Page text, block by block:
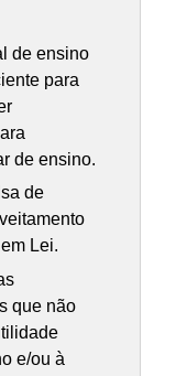
de ensino
para
de ensino.
de
Lei.
que não
e/ou à